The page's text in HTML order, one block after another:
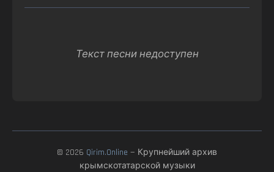
Текст песни недоступен
© 2026 Qirim.Online — Крупнейший архив
крымскотатарской музыки